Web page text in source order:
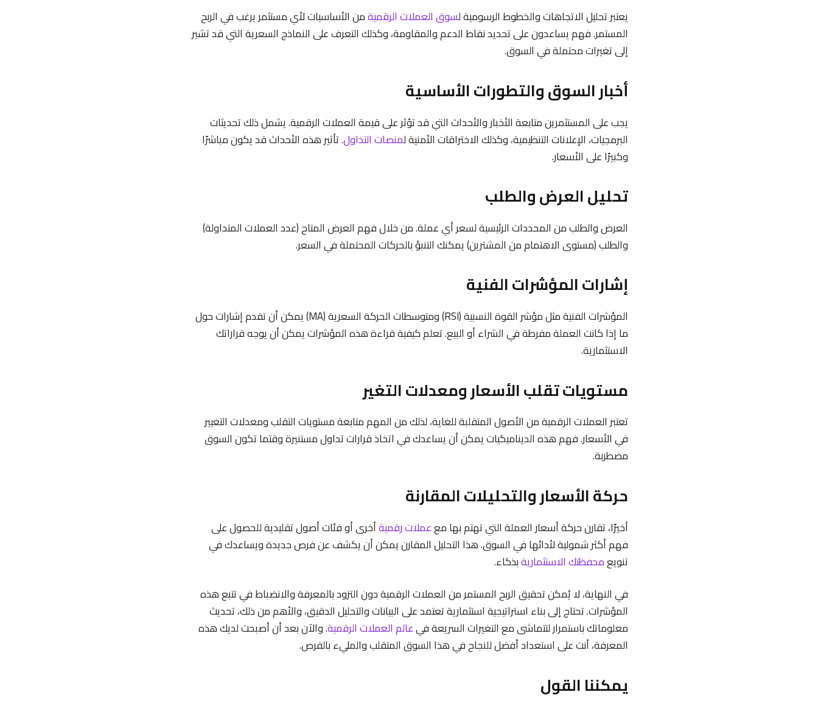
يعتبر تحليل الاتجاهات والخطوط الرسومية لسوق العملات الرقميةمن الأساسيات لأي مستثمر يرغب في الربح
المستمر. فهم يساعدون على تحديد نقاط الدعم والمقاومة، وكذلك التعرف على النماذج السعرية التي قد تشير
إلى تغيرات محتملة في السوق.
أخبار السوق والتطورات الأساسية
يجب على المستثمرين متابعة الأخبار والأحداث التي قد تؤثر على قيمة العملات الرقمية. يشمل ذلك تحديثات
البرمجيات، الإعلانات التنظيمية، وكذلك الاختراقات الأمنية لمنصات التداول. تأثير هذه الأحداث قد يكون مباشرًا
وكبيرًا على الأسعار.
تحليل العرض والطلب
العرض والطلب من المحددات الرئيسية لسعر أي عملة. من خلال فهم العرض المتاح (عدد العملات المتداولة)
والطلب (مستوى الاهتمام من المشترين) يمكنك التنبؤ بالحركات المحتملة في السعر.
إشارات المؤشرات الفنية
المؤشرات الفنية مثل مؤشر القوة النسبية (RSI) ومتوسطات الحركة السعرية (MA) يمكن أن تقدم إشارات حول
ما إذا كانت العملة مفرطة في الشراء أو البيع. تعلم كيفية قراءة هذه المؤشرات يمكن أن يوجه قراراتك
الاستثمارية.
مستويات تقلب الأسعار ومعدلات التغير
تعتبر العملات الرقمية من الأصول المتقلبة للغاية، لذلك من المهم متابعة مستويات التقلب ومعدلات التغيير
في الأسعار. فهم هذه الديناميكيات يمكن أن يساعدك في اتخاذ قرارات تداول مستنيرة وقتما تكون السوق
مضطربة.
حركة الأسعار والتحليلات المقارنة
أخيرًا، تقارن حركة أسعار العملة التي تهتم بها مععملات رقميةأخرى أو فئات أصول تقليدية للحصول على
فهم أكثر شمولية لأدائها في السوق. هذا التحليل المقارن يمكن أن يكشف عن فرص جديدة ويساعدك في
تنويعمحفظتك الاستثماريةبذكاء.
في النهاية، لا يُمكن تحقيق الربح المستمر من العملات الرقمية دون التزود بالمعرفة والانضباط في تتبع هذه
المؤشرات. تحتاج إلى بناء استراتيجية استثمارية تعتمد على البيانات والتحليل الدقيق، والأهم من ذلك، تحديث
معلوماتك باستمرار لتتماشى مع التغيرات السريعة فيعالم العملات الرقمية. والآن بعد أن أصبحت لديك هذه
المعرفة، أنت على استعداد أفضل للنجاح في هذا السوق المتقلب والمليء بالفرص.
يمكننا القول